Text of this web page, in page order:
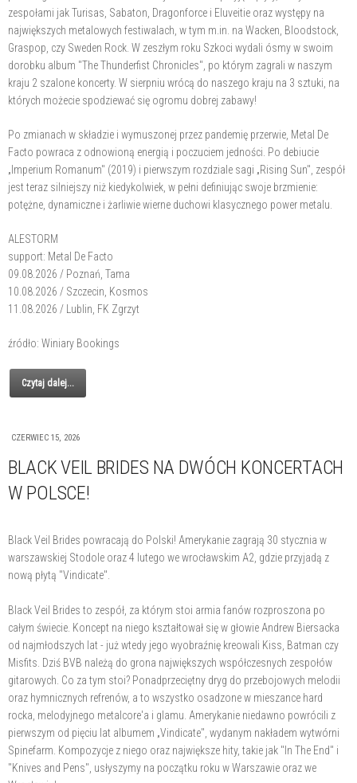
zespołami jak Turisas, Sabaton, Dragonforce i Eluveitie oraz występy na
największych metalowych festiwalach, w tym m.in. na Wacken, Bloodstock,
Graspop, czy Sweden Rock. W zeszłym roku Szkoci wydali ósmy w swoim
dorobku album "The Thunderfist Chronicles", po którym zagrali w naszym
kraju 2 szalone koncerty. W sierpniu wrócą do naszego kraju na 3 sztuki, na
których możecie spodziewać się ogromu dobrej zabawy!
Po zmianach w składzie i wymuszonej przez pandemię przerwie, Metal De
Facto powraca z odnowioną energią i poczuciem jedności. Po debiucie
„Imperium Romanum" (2019) i pierwszym rozdziale sagi „Rising Sun", zespół
jest teraz silniejszy niż kiedykolwiek, w pełni definiując swoje brzmienie:
potężne, dynamiczne i żarliwie wierne duchowi klasycznego power metalu.
ALESTORM
support: Metal De Facto
09.08.2026 / Poznań, Tama
10.08.2026 / Szczecin, Kosmos
11.08.2026 / Lublin, FK Zgrzyt
źródło: Winiary Bookings
Czytaj dalej...
CZERWIEC 15, 2026
BLACK VEIL BRIDES NA DWÓCH KONCERTACH
W POLSCE!
Black Veil Brides powracają do Polski! Amerykanie zagrają 30 stycznia w
warszawskiej Stodole oraz 4 lutego we wrocławskim A2, gdzie przyjadą z
nową płytą "Vindicate".
Black Veil Brides to zespół, za którym stoi armia fanów rozproszona po
całym świecie. Koncept na niego kształtował się w głowie Andrew Biersacka
od najmłodszych lat - już wtedy jego wyobraźnię kreowali Kiss, Batman czy
Misfits. Dziś BVB należą do grona największych współczesnych zespołów
gitarowych. Co za tym stoi? Ponadprzeciętny dryg do przebojowych melodii
oraz hymnicznych refrenów, a to wszystko osadzone w mieszance hard
rocka, melodyjnego metalcore'a i glamu. Amerykanie niedawno powrócili z
pierwszym od pięciu lat albumem „Vindicate", wydanym nakładem wytwórni
Spinefarm. Kompozycje z niego oraz największe hity, takie jak "In The End" i
"Knives and Pens", usłyszymy na początku roku w Warszawie oraz we